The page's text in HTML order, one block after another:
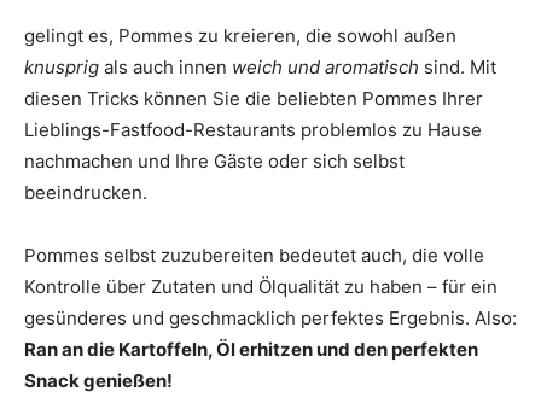
gelingt es, Pommes zu kreieren, die sowohl außen
knusprig als auch innen weich und aromatisch sind. Mit
diesen Tricks können Sie die beliebten Pommes Ihrer
Lieblings-Fastfood-Restaurants problemlos zu Hause
nachmachen und Ihre Gäste oder sich selbst
beeindrucken.
Pommes selbst zuzubereiten bedeutet auch, die volle
Kontrolle über Zutaten und Ölqualität zu haben – für ein
gesünderes und geschmacklich perfektes Ergebnis. Also:
Ran an die Kartoffeln, Öl erhitzen und den perfekten
Snack genießen!